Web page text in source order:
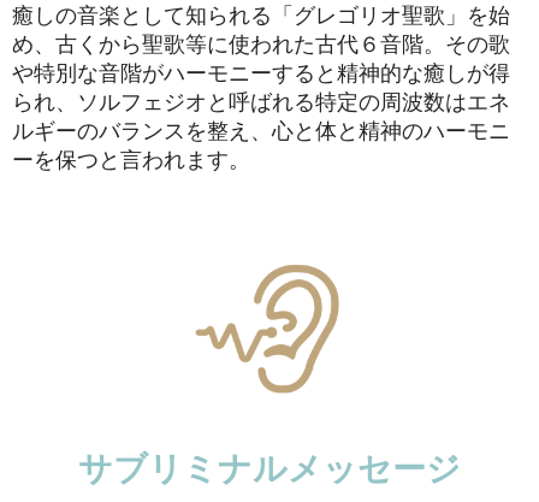
癒しの音楽として知られる「グレゴリオ聖歌」を始
め、古くから聖歌等に使われた古代６音階。その歌
や特別な音階がハーモニーすると精神的な癒しが得
られ、ソルフェジオと呼ばれる特定の周波数はエネ
ルギーのバランスを整え、心と体と精神のハーモニ
ーを保つと言われます。
サブリミナルメッセージ